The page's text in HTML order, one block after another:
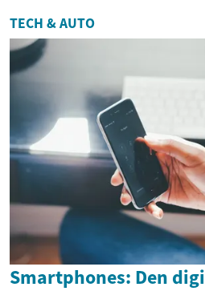
TECH & AUTO
Smartphones: Den